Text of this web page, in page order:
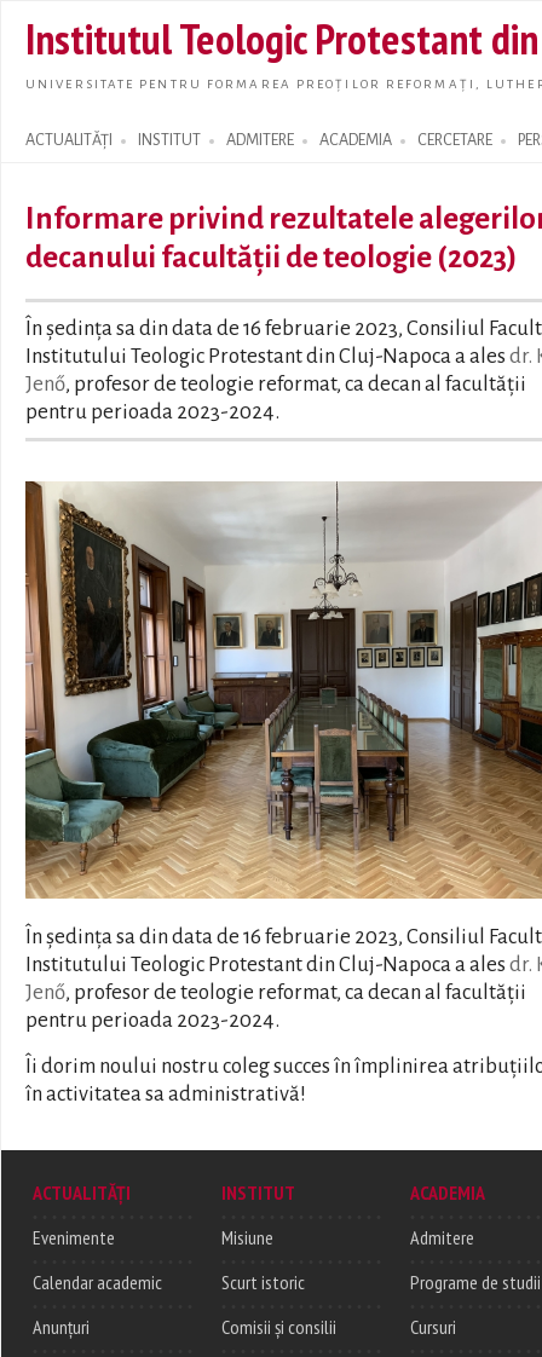
main
Institutul Teologic Protestant
UNIVERSITATE PENTRU FORMAREA PREOȚILOR REFORMAȚI,
ACTUALITĂȚI INSTITUT ADMITERE ACADEMIA CERCETARE
Search form
Informare privind rezultatele
decanului facultății de teologie (2023)
În ședința sa din data de 16 februarie 2023, Consiliul
Institutului Teologic Protestant din Cluj-Napoca a ales dr.
Jenő, profesor de teologie reformat, ca decan al facultății
pentru perioada 2023-2024.
În ședința sa din data de 16 februarie 2023, Consiliul
Institutului Teologic Protestant din Cluj-Napoca a ales dr.
Jenő, profesor de teologie reformat, ca decan al facultății
pentru perioada 2023-2024.
Îi dorim noului nostru coleg succes în împlinirea
în activitatea sa administrativă!
ACTUALITĂȚI
Evenimente
Calendar academic
Anunțuri
INSTITUT
Misiune
Scurt istoric
Comisii și consilii
ACADEMIA
Admitere
Programe de studii
Cursuri